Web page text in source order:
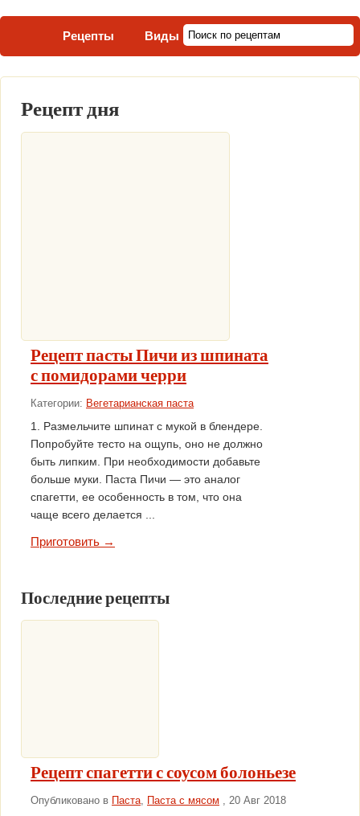
Рецепты Виды пасты
Рецепт дня
Рецепт пасты Пичи из шпината
с помидорами черри
Категории: Вегетарианская паста
1. Размельчите шпинат с мукой в блендере.
Попробуйте тесто на ощупь, оно не должно
быть липким. При необходимости добавьте
больше муки. Паста Пичи — это аналог
спагетти, ее особенность в том, что она
чаще всего делается ...
Приготовить →
Последние рецепты
Рецепт спагетти с соусом болоньезе
Опубликовано в Паста, Паста с мясом , 20 Авг 2018